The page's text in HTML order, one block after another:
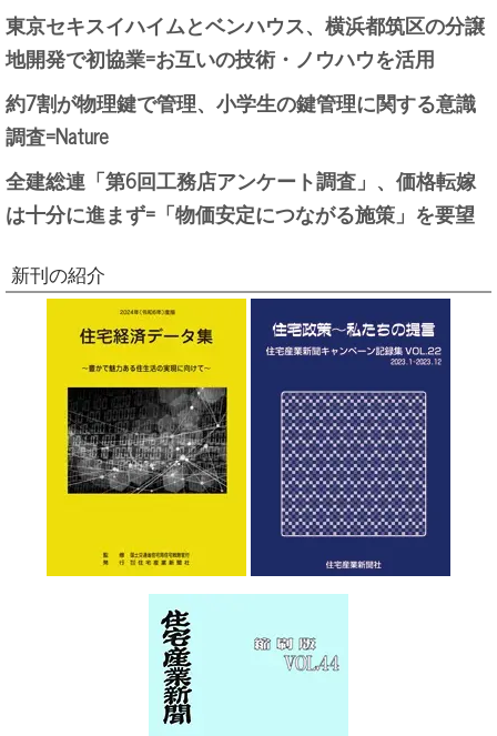
東京セキスイハイムとベンハウス、横浜都筑区の分譲
地開発で初協業=お互いの技術・ノウハウを活用
約7割が物理鍵で管理、小学生の鍵管理に関する意識
調査=Nature
全建総連「第6回工務店アンケート調査」、価格転嫁
は十分に進まず=「物価安定につながる施策」を要望
新刊の紹介